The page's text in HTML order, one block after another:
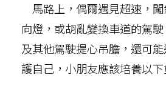
馬路上，偶爾遇見超速，
向燈，或胡亂變換車道的駕
及其他駕駛提心吊膽，還可
護自己，小朋友應該培養以